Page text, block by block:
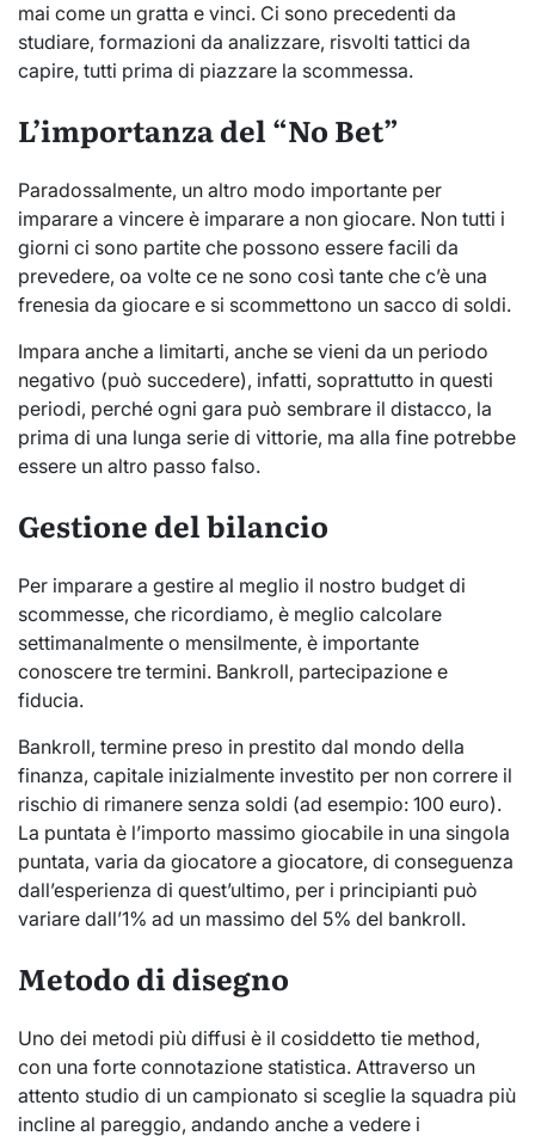
mai come un gratta e vinci. Ci sono precedenti da
studiare, formazioni da analizzare, risvolti tattici da
capire, tutti prima di piazzare la scommessa.
L’importanza del “No Bet”
Paradossalmente, un altro modo importante per
imparare a vincere è imparare a non giocare. Non tutti i
giorni ci sono partite che possono essere facili da
prevedere, oa volte ce ne sono così tante che c’è una
frenesia da giocare e si scommettono un sacco di soldi.
Impara anche a limitarti, anche se vieni da un periodo
negativo (può succedere), infatti, soprattutto in questi
periodi, perché ogni gara può sembrare il distacco, la
prima di una lunga serie di vittorie, ma alla fine potrebbe
essere un altro passo falso.
Gestione del bilancio
Per imparare a gestire al meglio il nostro budget di
scommesse, che ricordiamo, è meglio calcolare
settimanalmente o mensilmente, è importante
conoscere tre termini. Bankroll, partecipazione e
fiducia.
Bankroll, termine preso in prestito dal mondo della
finanza, capitale inizialmente investito per non correre il
rischio di rimanere senza soldi (ad esempio: 100 euro).
La puntata è l’importo massimo giocabile in una singola
puntata, varia da giocatore a giocatore, di conseguenza
dall’esperienza di quest’ultimo, per i principianti può
variare dall’1% ad un massimo del 5% del bankroll.
Metodo di disegno
Uno dei metodi più diffusi è il cosiddetto tie method,
con una forte connotazione statistica. Attraverso un
attento studio di un campionato si sceglie la squadra più
incline al pareggio, andando anche a vedere i